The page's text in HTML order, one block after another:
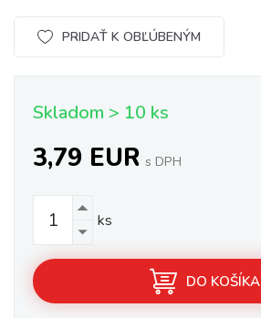
PRIDAŤ K OBĽÚBENÝM
Skladom > 10 ks
3,79 EUR s DPH
ks
DO KOŠÍKA